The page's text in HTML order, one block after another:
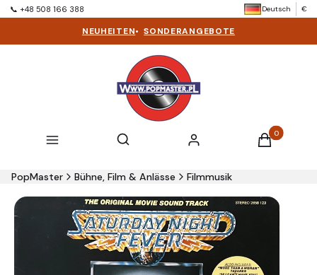
📞 +48 508 166 388 Deutsch €
NEUHEITEN• SONDERANGEBOTE
Menü Suchmaschine öffnen
Suchen Einloggen Produkte im
Warenkorb
PopMaster Bühne, Film & Anlässe Filmmusik